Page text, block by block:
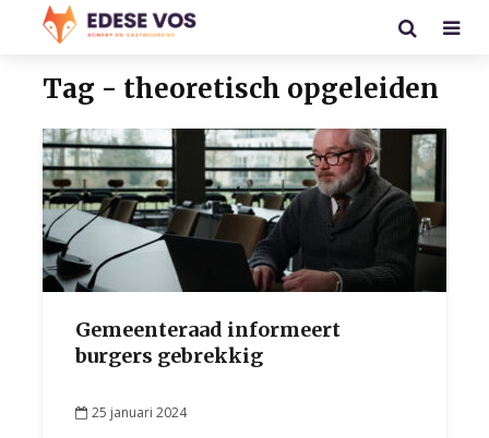
Tag - theoretisch opgeleiden
Gemeenteraad informeert
burgers gebrekkig
25 januari 2024